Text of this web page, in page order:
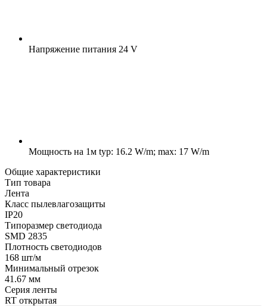
Напряжение питания 24 V
Мощность на 1м typ: 16.2 W/m; max: 17 W/m
Общие характеристики
Тип товара
Лента
Класс пылевлагозащиты
IP20
Типоразмер светодиода
SMD 2835
Плотность светодиодов
168 шт/м
Минимальный отрезок
41.67 мм
Серия ленты
RT открытая